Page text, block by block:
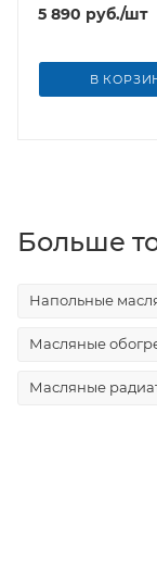
5 890 руб./шт
В
Больше
Напольные
Масляные
Масляные